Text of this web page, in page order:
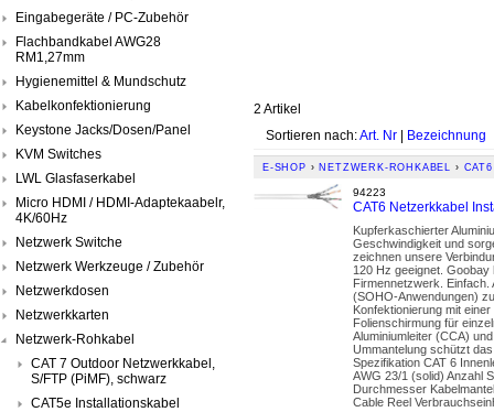
Eingabegeräte / PC-Zubehör
Flachbandkabel AWG28
RM1,27mm
Hygienemittel & Mundschutz
Kabelkonfektionierung
Keystone Jacks/Dosen/Panel
KVM Switches
LWL Glasfaserkabel
Micro HDMI / HDMI-Adaptekaabelr,
4K/60Hz
Netzwerk Switche
Netzwerk Werkzeuge / Zubehör
Netzwerkdosen
Netzwerkkarten
Netzwerk-Rohkabel
CAT 7 Outdoor Netzwerkkabel,
S/FTP (PiMF), schwarz
CAT5e Installationskabel
2 Artikel
Sortieren nach:Art. Nr | Bezeichnung
E-SHOP › NETZWERK-ROHKABEL ›
94223
CAT6 Netzerkkabel
Kupferkaschierter
Geschwindigkeit und
zeichnen unsere
120 Hz geeignet.
Firmennetzwerk. Einfach.
(SOHO-Anwendungen)
Konfektionierung mit
Folienschirmung für
Aluminiumleiter (CCA)
Ummantelung schützt
Spezifikation CAT 6
AWG 23/1 (solid) Anzahl
Durchmesser
Cable Reel